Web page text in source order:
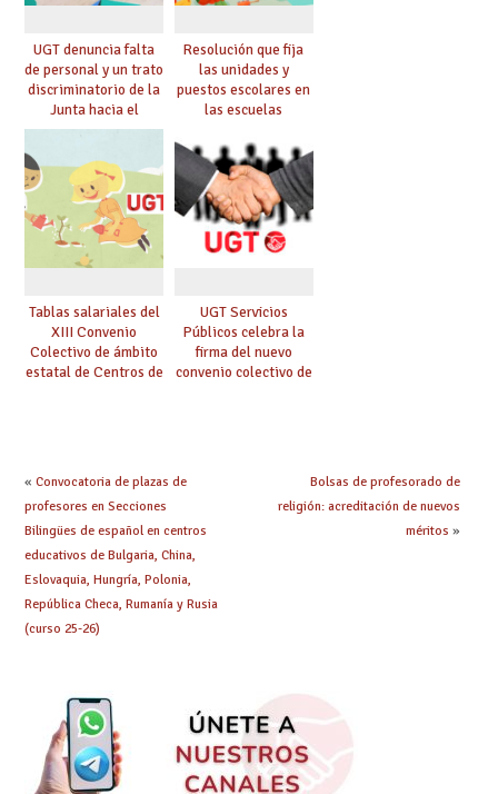
UGT denuncia falta
de personal y un trato
discriminatorio de la
Junta hacia el
personal de las
escuelas infantiles de
Castilla-La Mancha
Resolución que fija
las unidades y
puestos escolares en
las escuelas
titularidad de la
Consejería
Tablas salariales del
XIII Convenio
Colectivo de ámbito
estatal de Centros de
UGT Servicios
Públicos celebra la
firma del nuevo
convenio colectivo de
« Convocatoria de plazas de
profesores en Secciones
Bilingües de español en centros
educativos de Bulgaria, China,
Eslovaquia, Hungría, Polonia,
República Checa, Rumanía y Rusia
(curso 25-26)
Bolsas de profesorado de
religión: acreditación de nuevos
méritos »